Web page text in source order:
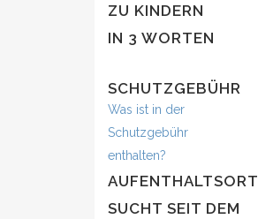
ZU KINDERN
IN 3 WORTEN
SCHUTZGEBÜHR
Was ist in der
Schutzgebühr
enthalten?
AUFENTHALTSORT
SUCHT SEIT DEM